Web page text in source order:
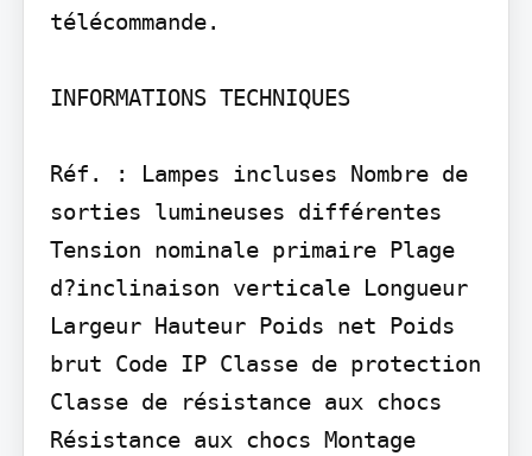
télécommande.
INFORMATIONS TECHNIQUES
Réf. : Lampes incluses Nombre de
sorties lumineuses différentes
Tension nominale primaire Plage
d?inclinaison verticale Longueur
Largeur Hauteur Poids net Poids
brut Code IP Classe de protection
Classe de résistance aux chocs
Résistance aux chocs Montage